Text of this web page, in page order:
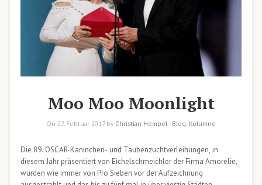
Moo Moo Moonlight
On 27. Februar 2017 by Christian Hempel - Blog Kolumne
Die 89. OSCAR-Kaninchen- und Taubenzuchtverleihungen, in
diesem Jahr präsentiert von Eichelschmeichler der Firma Amorelie,
wurden wie immer von Pro Sieben vor der Aufzeichnung